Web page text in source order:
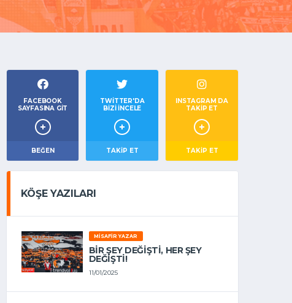
FACEBOOK
SAYFASINA GIT
BEĞEN
TWITTER'DA
BIZI İNCELE
TAKIP ET
INSTAGRAM DA
TAKİP ET
TAKİP ET
KÖŞE YAZILARI
MISAFIR YAZAR
BIR ŞEY DEĞIŞTI, HER ŞEY
DEĞIŞTI!
11/01/2025